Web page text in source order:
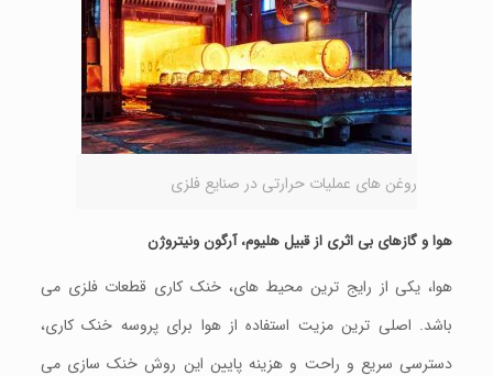
روغن های عملیات حرارتی در صنایع فلزی
هوا و گازهای بی اثری از قبیل هلیوم، آرگون ونیتروژن
هوا، یکی از رایج ترین محیط های، خنک کاری قطعات فلزی می
باشد. اصلی ترین مزیت استفاده از هوا برای پروسه خنک کاری،
دسترسی سریع و راحت و هزینه پایین این روش خنک سازی می